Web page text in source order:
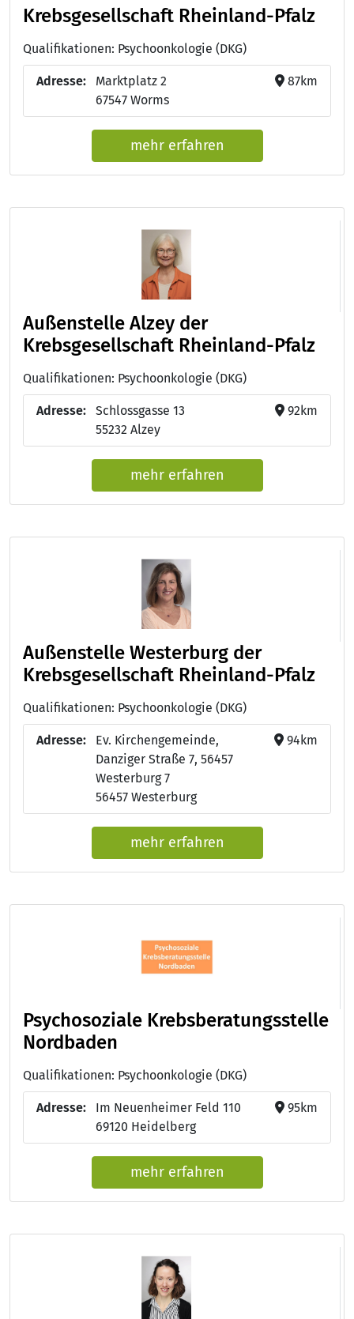
Krebsgesellschaft Rheinland-Pfalz
Qualifikationen: Psychoonkologie (DKG)
Adresse:
Marktplatz 2
67547 Worms
87km
mehr erfahren
Außenstelle Alzey der
Krebsgesellschaft Rheinland-Pfalz
Qualifikationen: Psychoonkologie (DKG)
Adresse:
Schlossgasse 13
55232 Alzey
92km
mehr erfahren
Außenstelle Westerburg der
Krebsgesellschaft Rheinland-Pfalz
Qualifikationen: Psychoonkologie (DKG)
Adresse:
Ev. Kirchengemeinde,
Danziger Straße 7, 56457
Westerburg 7
56457 Westerburg
94km
mehr erfahren
Psychosoziale Krebsberatungsstelle
Nordbaden
Qualifikationen: Psychoonkologie (DKG)
Adresse:
Im Neuenheimer Feld 110
69120 Heidelberg
95km
mehr erfahren